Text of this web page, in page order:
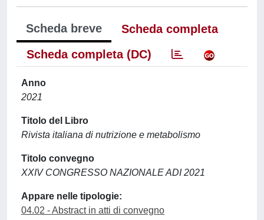
Scheda breve
Scheda completa
Scheda completa (DC)
Anno
2021
Titolo del Libro
Rivista italiana di nutrizione e metabolismo
Titolo convegno
XXIV CONGRESSO NAZIONALE ADI 2021
Appare nelle tipologie:
04.02 - Abstract in atti di convegno